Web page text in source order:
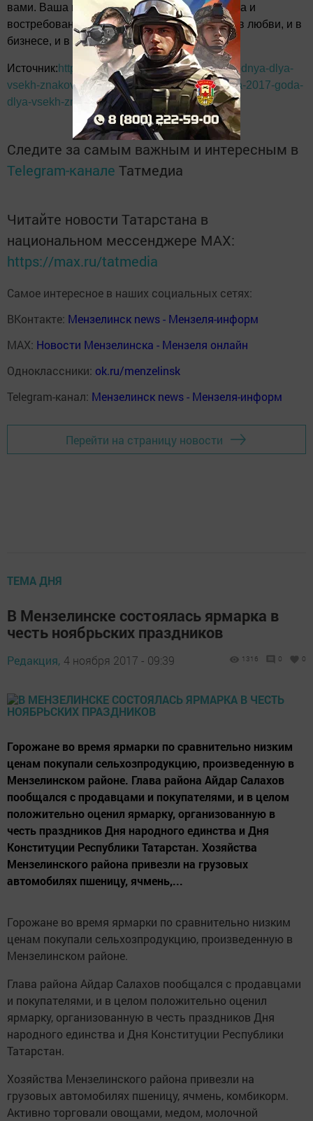
вами. Ваша напористость будет благоприятна и
востребована для успеха в любых делах - и в любви, и в
бизнесе, и в карьере.
Источник: http://prostotak.net/goroskop-na-segodnya-dlya-
vsekh-znakov-zodiaka/goroskop-na-5-noyabrya-2017-goda-
dlya-vsekh-znakov-zodiaka.html
Следите за самым важным и интересным в
Telegram-канале Татмедиа
Читайте новости Татарстана в
национальном мессенджере MАХ:
https://max.ru/tatmedia
Самое интересное в наших социальных сетях:
ВКонтакте: Мензелинск news - Мензеля-информ
MAX: Новости Мензелинска - Мензеля онлайн
Одноклассники: ok.ru/menzelinsk
Telegram-канал: Мензелинск news - Мензеля-информ
Перейти на страницу новости
ТЕМА ДНЯ
В Мензелинске состоялась ярмарка в
честь ноябрьских праздников
Редакция, 4 ноября 2017 - 09:39 1316 0 0
Горожане во время ярмарки по сравнительно низким
ценам покупали сельхозпродукцию, произведенную в
Мензелинском районе. Глава района Айдар Салахов
пообщался с продавцами и покупателями, и в целом
положительно оценил ярмарку, организованную в
честь праздников Дня народного единства и Дня
Конституции Республики Татарстан. Хозяйства
Мензелинского района привезли на грузовых
автомобилях пшеницу, ячмень,...
Горожане во время ярмарки по сравнительно низким
ценам покупали сельхозпродукцию, произведенную в
Мензелинском районе.
Глава района Айдар Салахов пообщался с продавцами
и покупателями, и в целом положительно оценил
ярмарку, организованную в честь праздников Дня
народного единства и Дня Конституции Республики
Татарстан.
Хозяйства Мензелинского района привезли на
грузовых автомобилях пшеницу, ячмень, комбикорм.
Активно торговали овощами, медом, молочной